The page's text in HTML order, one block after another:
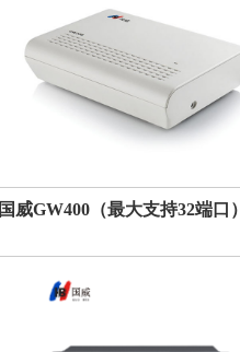
国威GW400（最大支持32端口）